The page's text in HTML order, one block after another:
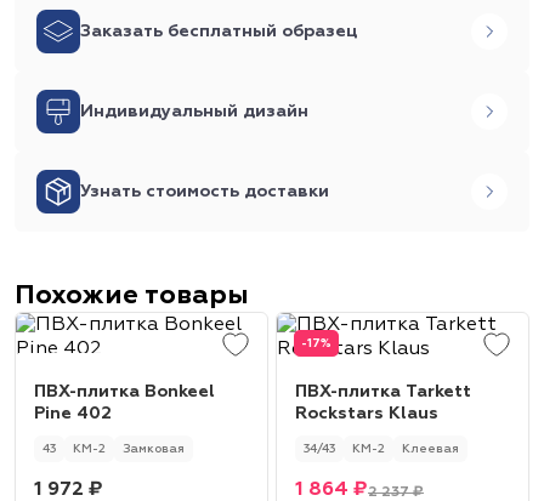
Заказать бесплатный образец
Индивидуальный дизайн
Узнать стоимость доставки
Похожие товары
ПВХ-плитка Bonkeel
Pine 402
43 КМ-2 Замковая
1 972 ₽
-17%
ПВХ-плитка Tarkett
Rockstars Klaus
34/43 КМ-2 Клеевая
2 237 ₽
1 864 ₽